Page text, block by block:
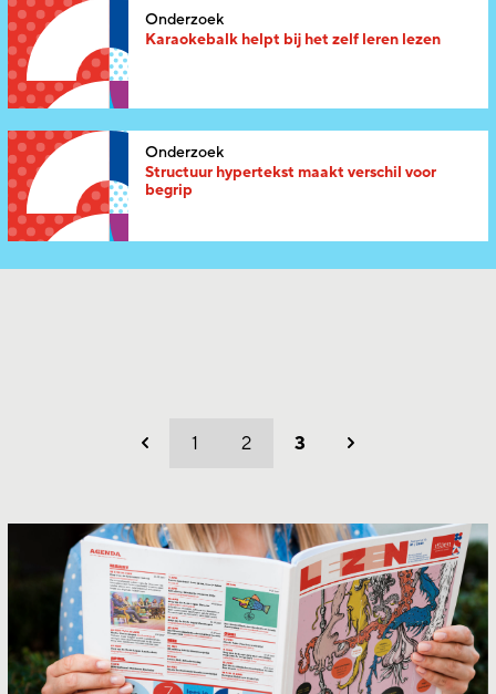
Onderzoek
Karaokebalk helpt bij het zelf leren lezen
Onderzoek
Structuur hypertekst maakt verschil voor
begrip
Vorig 1 2 3 Volgend